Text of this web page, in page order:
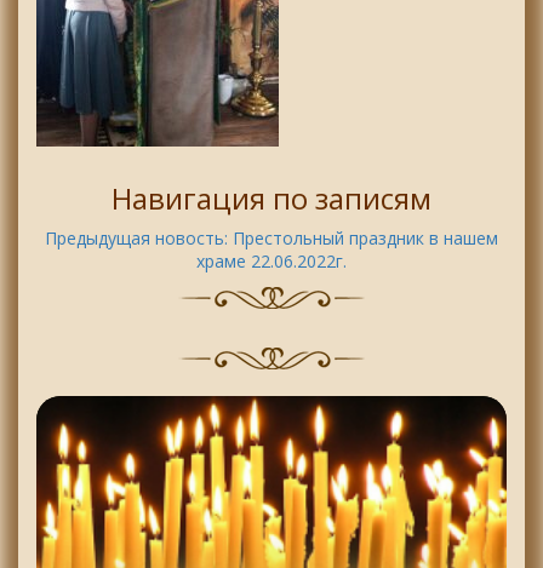
Навигация по записям
Предыдущая новость: Престольный праздник в нашем
храме 22.06.2022г.